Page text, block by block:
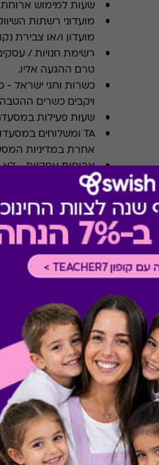
שעות למימוש
מועדוני רשתות
מועדון ו/או צבירת
רשימת חנויות /
טרם ההגעה אליו.
כשרות וחגי ישראל -
ויקבים כשרים
שעות פעילות
TA ומשלוחים במסעדות
אחרת במדיניות
ארוחות עסקיות-לא
צוין אחרת
תשלום תשר
לא
מבצעים במסעדות/
כוללת 10% הנחה לתושבי אילת
* מבוהר כי רשימת
* במקרה של ירידת
כרטיס חלופי
ששולם בפועל
הגיפט בפועל).